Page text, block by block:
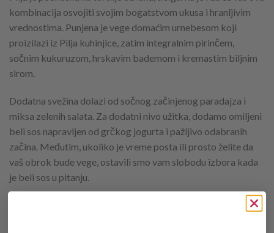
kombinacija osvojiti svojim bogatstvom ukusa i hranljivim
vrednostima. Punjena je vege domaćim urnebesom koji
proizilazi iz Pilja kuhinjice, zatim integralnim pirinčem,
sočnim kukuruzom, hrskavim bademom i kremastim biljnim
sirom.
Dodatna svežina dolazi od sočnog začinjenog paradajza i
miksa zelenih salata. Za dodatni nivo užitka, dodamo omiljeni
beli sos napravljen od grčkog jogurta i pažljivo odabranih
začina. Međutim, ukoliko je vreme posta ili prosto želite da
vaš obrok bude vege, ostavili smo vam slobodu izbora kada
je beli sos u pitanju.